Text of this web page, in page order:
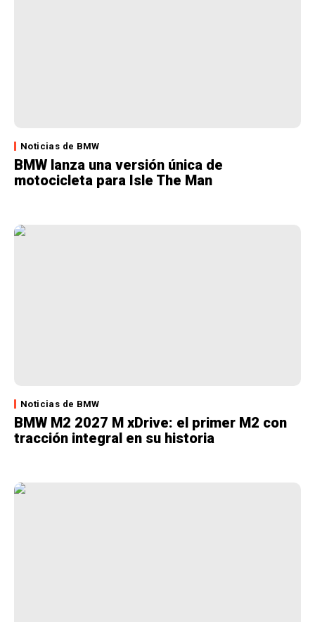
Noticias de BMW
BMW lanza una versión única de
motocicleta para Isle The Man
Noticias de BMW
BMW M2 2027 M xDrive: el primer M2 con
tracción integral en su historia